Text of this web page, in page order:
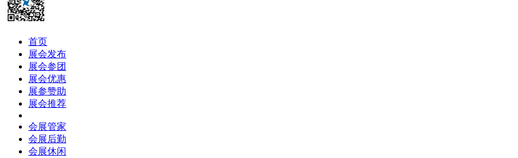
首页
展会发布
展会参团
展会优惠
展参赞助
展会推荐
会展管家
会展后勤
会展休闲